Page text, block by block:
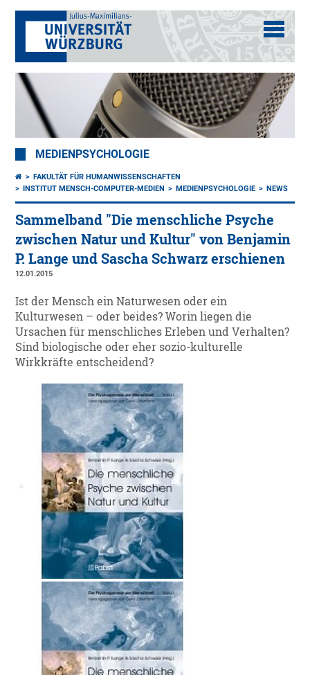
MEDIENPSYCHOLOGIE
FAKULTÄT FÜR HUMANWISSENSCHAFTEN
INSTITUT MENSCH-COMPUTER-MEDIEN
MEDIENPSYCHOLOGIE NEWS
Sammelband "Die menschliche Psyche
zwischen Natur und Kultur" von Benjamin
P. Lange und Sascha Schwarz erschienen
12.01.2015
Ist der Mensch ein Naturwesen oder ein
Kulturwesen – oder beides? Worin liegen die
Ursachen für menschliches Erleben und Verhalten?
Sind biologische oder eher sozio-kulturelle
Wirkkräfte entscheidend?